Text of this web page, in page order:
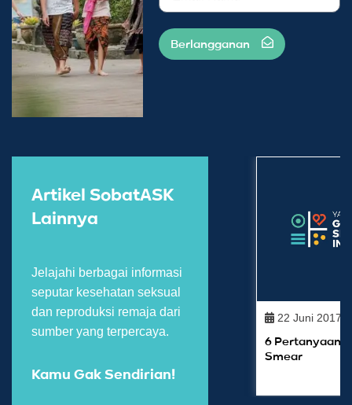
Berlangganan
Artikel SobatASK
Lainnya
Jelajahi berbagai informasi
seputar kesehatan seksual
dan reproduksi remaja dari
sumber yang terpercaya.
Kamu Gak Sendirian!
22 Juni 2017
6 Pertanyaan
Smear